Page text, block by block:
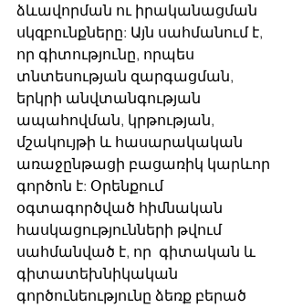
ձևավորման ու իրականացման
սկզբունքները: Այն սահմանում է,
որ գիտությունը, որպես
տնտեսության զարգացման,
երկրի անվտանգության
ապահովման, կրթության,
մշակույթի և հասարակական
առաջընթացի բացառիկ կարևոր
գործոն է: Օրենքում
օգտագործված հիմնական
հասկացությունների թվում
սահմանված է, որ  գիտական և
գիտատեխնիկական
գործունեությունը ձեռք բերած